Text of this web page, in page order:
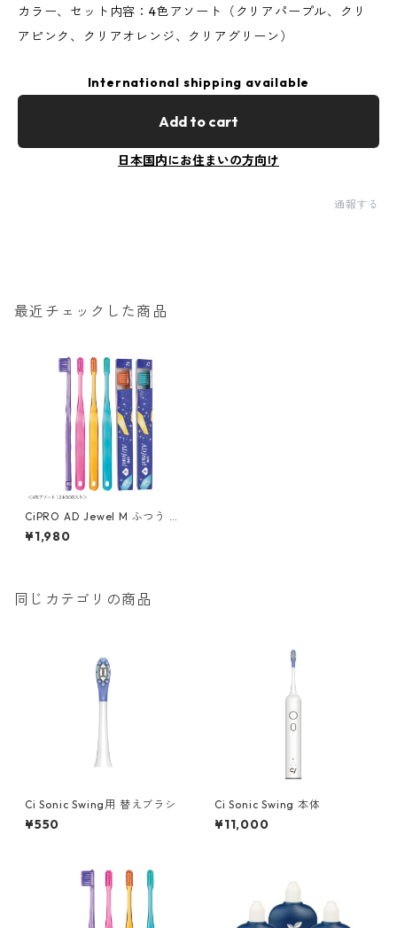
カラー、セット内容：4色アソート（クリアパープル、クリ
アピンク、クリアオレンジ、クリアグリーン）
International shipping available
Add to cart
日本国内にお住まいの方向け
通報する
最近チェックした商品
CiPRO AD Jewel M ふつう 箱
入 12本
¥1,980
同じカテゴリの商品
Ci Sonic Swing用 替えブラシ
¥550
Ci Sonic Swing 本体
¥11,000